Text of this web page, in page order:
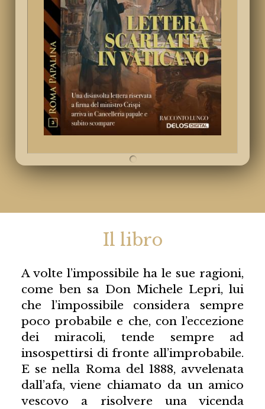
Il libro
A volte l’impossibile ha le sue ragioni,
come ben sa Don Michele Lepri, lui
che l’impossibile considera sempre
poco probabile e che, con l’eccezione
dei miracoli, tende sempre ad
insospettirsi di fronte all’improbabile.
E se nella Roma del 1888, avvelenata
dall’afa, viene chiamato da un amico
vescovo a risolvere una vicenda